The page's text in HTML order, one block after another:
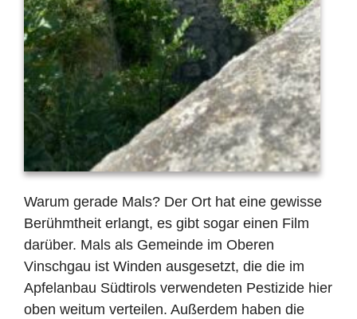
Warum gerade Mals? Der Ort hat eine gewisse
Berühmtheit erlangt, es gibt sogar einen Film
darüber. Mals als Gemeinde im Oberen
Vinschgau ist Winden ausgesetzt, die die im
Apfelanbau Südtirols verwendeten Pestizide hier
oben weitum verteilen. Außerdem haben die